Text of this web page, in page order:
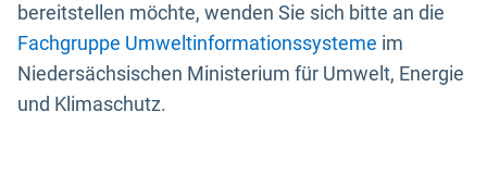
bereitstellen möchte, wenden Sie sich bitte an die
Fachgruppe Umweltinformationssysteme im
Niedersächsischen Ministerium für Umwelt, Energie
und Klimaschutz.